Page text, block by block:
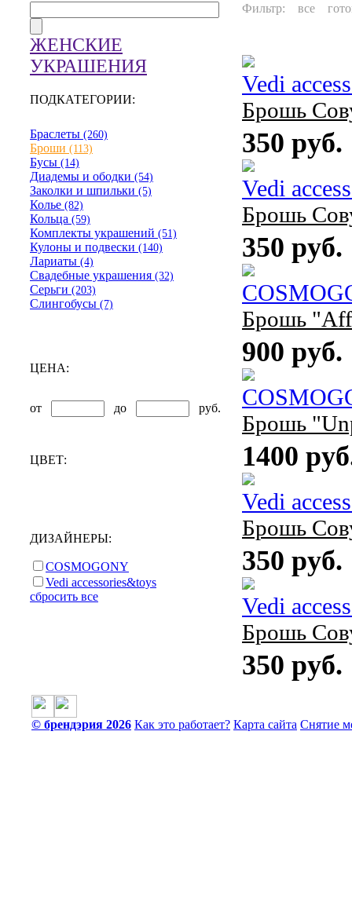
ЖЕНСКИЕ
УКРАШЕНИЯ
ПОДКАТЕГОРИИ:
Браслеты (260)
Броши (113)
Бусы (14)
Диадемы и ободки (54)
Заколки и шпильки (5)
Колье (82)
Кольца (59)
Комплекты украшений (51)
Кулоны и подвески (140)
Лариаты (4)
Свадебные украшения (32)
Серьги (203)
Слингобусы (7)
ЦЕНА:
от до руб.
ЦВЕТ:
ДИЗАЙНЕРЫ:
COSMOGONY
Vedi accessories&toys
сбросить все
Фильтр: все
Vedi
Брошь
350 руб.
Vedi
Брошь
350 руб.
Брошь
900 руб.
Брошь
1400
Vedi
Брошь
350 руб.
Vedi
Брошь
350 руб.
© брендэрия 2026 Как это работает? Карта сайта Снятие